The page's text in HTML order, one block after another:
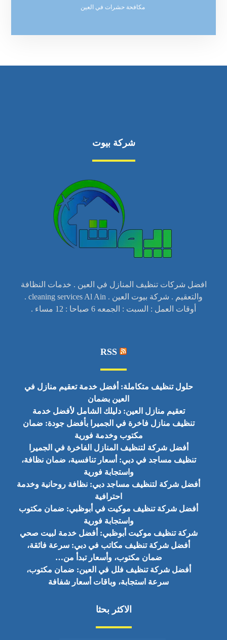
مكافحة حشرات في العين
شركة بيوت
افضل شركات تنظيف المنازل في العين . خدمات النظافة
والتعقيم . شركة بيوت العين . cleaning services Al Ain .
أوقات العمل : السبت : الجمعه 6 صباحا : 12 مساء .
RSS
حلول تنظيف متكاملة: أفضل خدمة تعقيم منازل في
العين بضمان
تعقيم منازل العين: دليلك الشامل لأفضل خدمة
تنظيف منازل فاخرة في الجميرا بأفضل جودة: ضمان
مكتوب وخدمة فورية
أفضل شركة لتنظيف المنازل الفاخرة في الجميرا
تنظيف مساجد في دبي: أسعار تنافسية، ضمان نظافة،
واستجابة فورية
أفضل شركة لتنظيف مساجد دبي: نظافة روحانية وخدمة
احترافية
أفضل شركة تنظيف موكيت في أبوظبي: ضمان مكتوب
واستجابة فورية
شركة تنظيف موكيت أبوظبي: أفضل خدمة لبيت صحي
أفضل شركة تنظيف مكاتب في دبي: سرعة فائقة،
ضمان مكتوب، وأسعار تبدأ من…
أفضل شركة تنظيف فلل في العين: ضمان مكتوب،
سرعة استجابة، وباقات أسعار شفافة
الاكثر بحثا